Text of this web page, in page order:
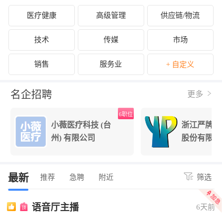
医疗健康 高级管理 供应链/物流
技术 传媒 市场
销售 服务业 + 自定义
名企招聘 更多
小薇医疗科技 (台
州) 有限公司
6职位
浙江严牌
股份有限
最新 推荐 急聘 附近 筛选
语音厅主播 6天前